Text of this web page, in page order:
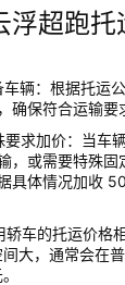
浮超跑托
辆：根据托运
确保符合运输要
求加价：当车
，或需要特殊固
具体情况加收
车的托运价格
大，通常会在